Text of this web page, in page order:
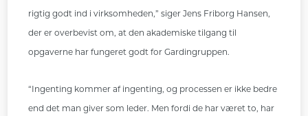
rigtig godt ind i virksomheden,” siger Jens Friborg Hansen,
der er overbevist om, at den akademiske tilgang til
opgaverne har fungeret godt for Gardingruppen.
“Ingenting kommer af ingenting, og processen er ikke bedre
end det man giver som leder. Men fordi de har været to, har